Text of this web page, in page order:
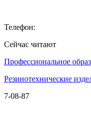
Телефон:
Сейчас читают
Профессиональное
Резинотехнические
7-08-87